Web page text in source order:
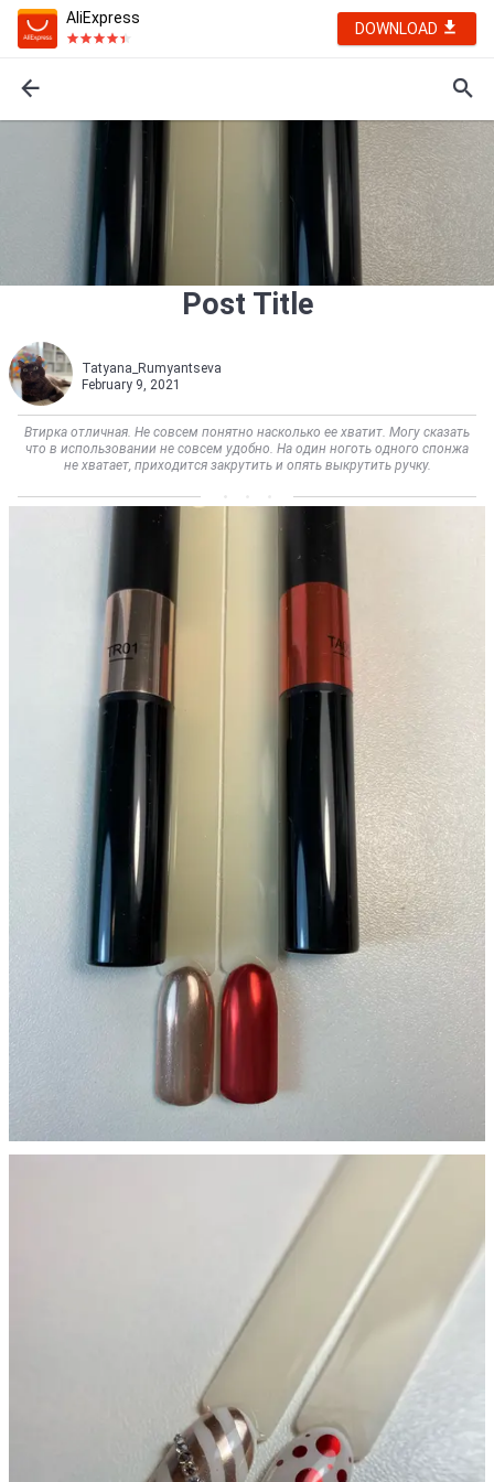
AliExpress
DOWNLOAD
Post Title
Tatyana_Rumyantseva
February 9, 2021
Втирка отличная. Не совсем понятно насколько ее хватит. Могу сказать
что в использовании не совсем удобно. На один ноготь одного спонжа
не хватает, приходится закрутить и опять выкрутить ручку.